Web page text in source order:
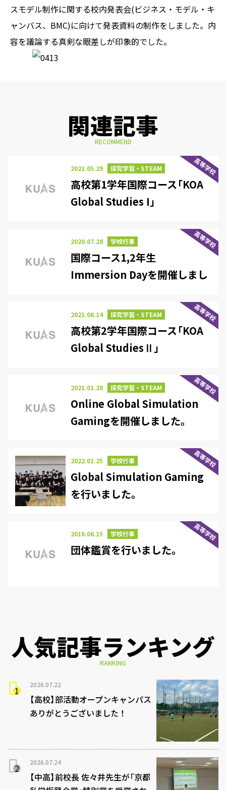
スモデル制作に関する校内発表会(ビジネス・モデル・キ
ャンバス、BMC)に向けて発表資料の制作をしました。内
容を議論する真剣な眼差しが印象的でした。
関連記事
RECOMMEND
高等学校
2021.05.29 探究学習・STEAM
高校第1学年国際コース「KOA
Global Studies I」
高等学校
2020.07.28 学校行事
国際コース1,2年生
Immersion Dayを開催しまし
高等学校
2021.06.14 探究学習・STEAM
高校第2学年国際コース「KOA
Global StudiesⅡ」
高等学校
2021.01.28 探究学習・STEAM
Online Global Simulation
Gamingを開催しました。
高等学校
2022.01.25 学校行事
Global Simulation Gaming
を行いました。
高等学校
2016.06.15 学校行事
団体鑑賞を行いました。
人気記事ランキング
RANKING
2026.07.22
【高校】部活動オープンキャンパス
ありがとうございました！
2026.07.24
【中高】前校長 佐々井先生が「京都